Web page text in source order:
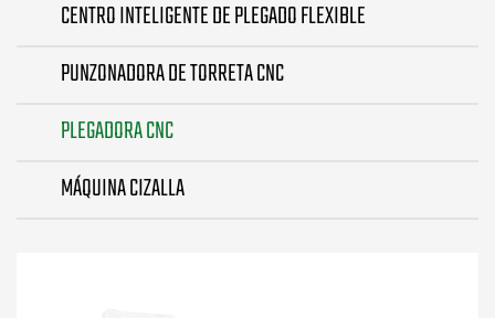
CENTRO INTELIGENTE DE PLEGADO FLEXIBLE
PUNZONADORA DE TORRETA CNC
PLEGADORA CNC
MÁQUINA CIZALLA